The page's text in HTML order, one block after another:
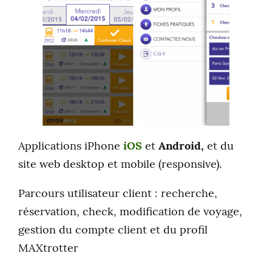
Applications iPhoneiOS etAndroid, et du
site web desktop et mobile (responsive).
Parcours utilisateur client : recherche,
réservation, check, modification de voyage,
gestion du compte client et du profil
MAXtrotter